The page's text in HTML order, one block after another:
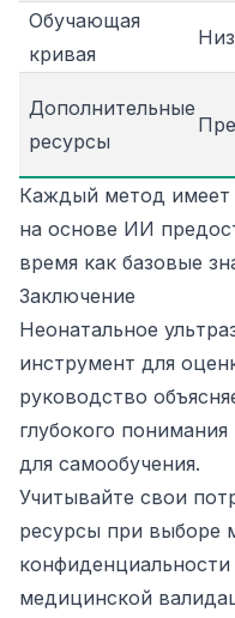
Обучающая
кривая
Дополнительные
ресурсы
Каждый метод имеет
на основе ИИ
время как базовые
Заключение
Неонатальное
инструмент для
руководство
глубокого
для самообучения.
Учитывайте свои
ресурсы при выборе
медицинской